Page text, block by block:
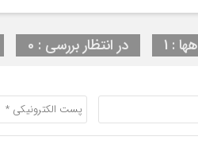
: 1 در انتظار بررسی : 0